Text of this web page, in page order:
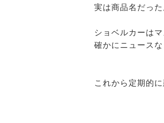
実は商品名だっ
ショベルカーは
確かにニュース
これから定期的